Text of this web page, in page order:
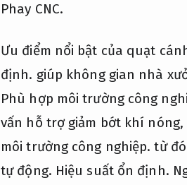
Phay CNC.
Ưu điểm nổi bật của quạt
định. giúp không gian nhà
Phù hợp môi trường công
vấn hỗ trợ giảm bớt khí nóng,
môi trường công nghiệp. từ
tự động. Hiệu suất ổn định.